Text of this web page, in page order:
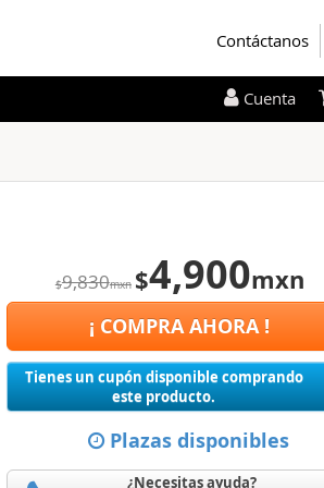
Contáctanos
$9,830mxn $4,900mxn
¡ COMPRA AHORA !
Tienes un cupón disponible comprando
este producto.
Plazas disponibles
¿Necesitas ayuda?
Cuenta